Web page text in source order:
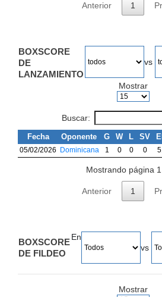
Anterior 1
BOXSCORE
DE
LANZAMIENTO
vs
Mostrar
Buscar:
Fecha Oponente G W L SV
05/02/2026 Dominicana 1 0 0 0
Mostrando página 1
Anterior 1
BOXSCORE
DE FILDEO
En
vs
Mostrar